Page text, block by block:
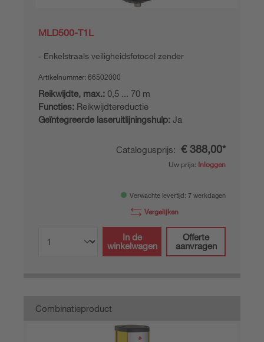
MLD500-T1L
Enkelstraals veiligheidsfotocel zender
Artikelnummer: 66502000
Reikwijdte, max.: 0,5 ... 70 m
Functies: Reikwijdtereductie
Geïntegreerde laseruitlijningshulp: Ja
Catalogusprijs: € 388,00*
Uw prijs: Inloggen
Verwachte levertijd: 7 werkdagen
Vergelijken
In de
winkelwagen
Offerte
aanvragen
Combinatieproduct